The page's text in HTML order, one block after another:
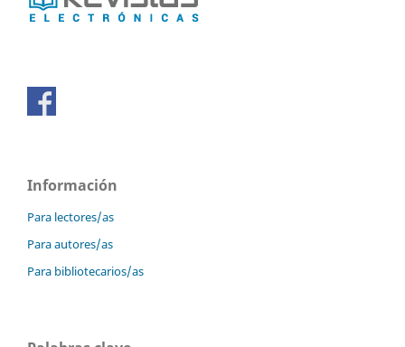
Información
Para lectores/as
Para autores/as
Para bibliotecarios/as